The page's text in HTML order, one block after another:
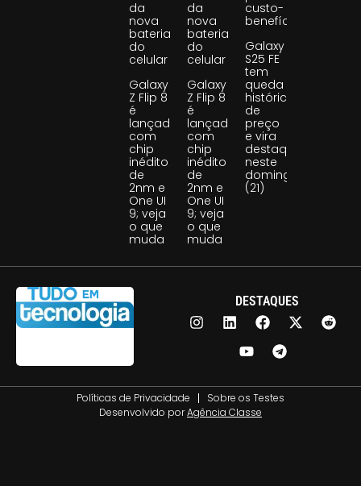
da
nova
bateria
do
celular
Galaxy
Z Flip 8
é
lançado
com
chip
inédito
de
2nm e
One UI
9; veja
o que
muda
da
nova
bateria
do
celular
Galaxy
Z Flip 8
é
lançado
com
chip
inédito
de
2nm e
One UI
9; veja
o que
muda
custo-
benefício
Galaxy
S25 FE
tem
queda
histórica
de
preço
e vira
destaque
neste
domingo
(21)
DESTAQUES
Políticas de Privacidade
Sobre os Testes
Desenvolvido porAgência Classe